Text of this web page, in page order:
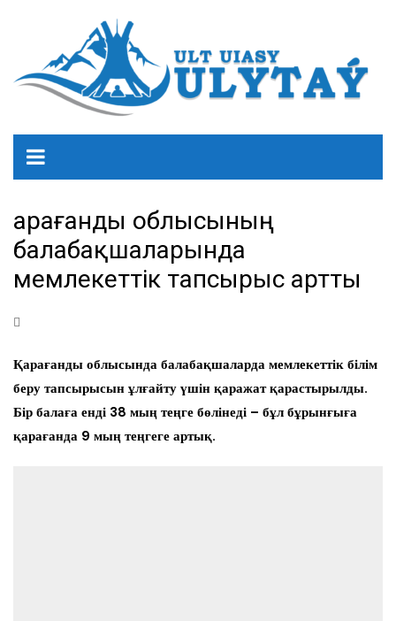
Қарағанды облысының
балабақшаларында
мемлекеттік тапсырыс артты
Қарағанды облысында балабақшаларда мемлекеттік білім
беру тапсырысын ұлғайту үшін қаражат қарастырылды.
Бір балаға енді 38 мың теңге бөлінеді – бұл бұрынғыға
қарағанда 9 мың теңгеге артық.